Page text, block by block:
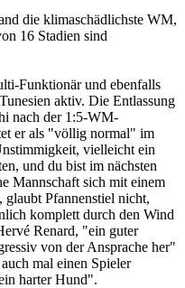
die klimaschädlichste WM,
16 Stadien sind
Funktionär und ebenfalls
aktiv. Die Entlassung
nach der 1:5-WM-
er als "völlig normal" im
vielleicht ein
und du bist im nächsten
Mannschaft sich mit einem
Pfannenstiel nicht,
komplett durch den Wind
Renard, "ein guter
von der Ansprache her"
mal einen Spieler
harter Hund".